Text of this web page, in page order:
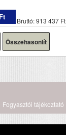
Bruttó: 913 437 Ft
Összehasonlít
Fogyasztói tájékoztató